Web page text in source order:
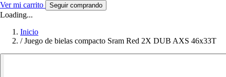
Ver mi carrito Seguir comprando
Loading...
Inicio
/ Juego de bielas compacto Sram Red 2X DUB AXS 46x33T